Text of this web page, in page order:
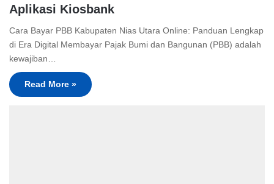
Aplikasi Kiosbank
Cara Bayar PBB Kabupaten Nias Utara Online: Panduan Lengkap
di Era Digital Membayar Pajak Bumi dan Bangunan (PBB) adalah
kewajiban…
Read More »